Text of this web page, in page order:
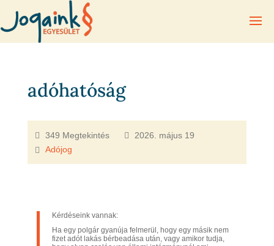
adóhatóság
349 Megtekintés
2026. május 19
Adójog
Kérdéseink vannak:
Ha egy polgár gyanúja felmerül, hogy egy másik nem
fizet adót lakás bérbeadása után, vagy amikor tudja,